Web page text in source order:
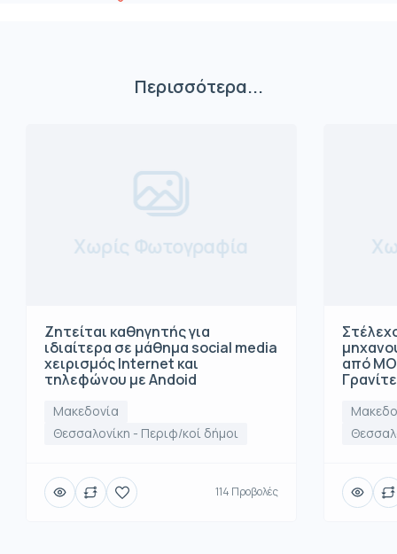
Περισσότερα...
Χωρίς Φωτογραφία
Ζητείται καθηγητής για
ιδιαίτερα σε μάθημα social media
χειρισμός Internet και
τηλεφώνου με Andoid
Μακεδονία
Θεσσαλονίκη - Περιφ/κοί δήμοι
114 Προβολές
από